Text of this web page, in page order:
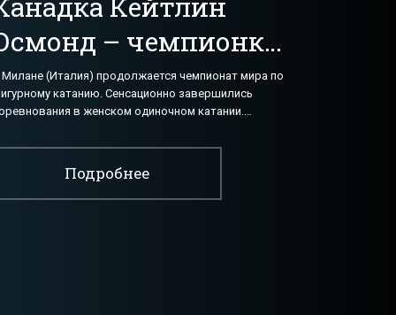
– чемпионка
по фигурному
- «Фигурное
(Италия) продолжается чемпионат мира по
катанию. Сенсационно завершились
в женском одиночном катании.
Подробнее